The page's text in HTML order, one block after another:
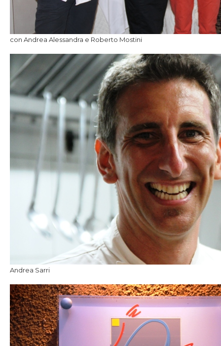
con Andrea Alessandra e Roberto Mostini
Andrea Sarri